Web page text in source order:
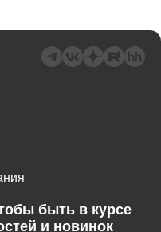
быть в курсе
и новинок